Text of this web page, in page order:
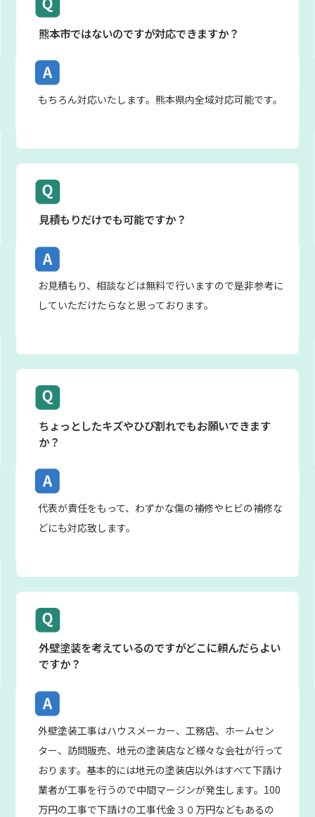
熊本市ではないのですが対応できますか？
もちろん対応いたします。熊本県内全域対応可能です。
見積もりだけでも可能ですか？
お見積もり、相談などは無料で行いますので是非参考に
していただけたらなと思っております。
ちょっとしたキズやひび割れでもお願いできます
か？
代表が責任をもって、わずかな傷の補修やヒビの補修な
どにも対応致します。
外壁塗装を考えているのですがどこに頼んだらよい
ですか？
外壁塗装工事はハウスメーカー、工務店、ホームセン
ター、訪問販売、地元の塗装店など様々な会社が行って
おります。基本的には地元の塗装店以外はすべて下請け
業者が工事を行うので中間マージンが発生します。100
万円の工事で下請けの工事代金３０万円などもあるの